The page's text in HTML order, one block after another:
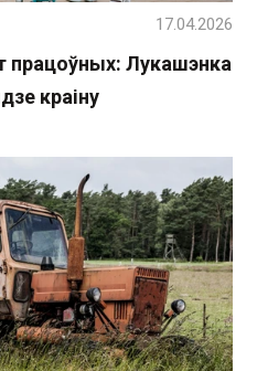
працоўных: Лукашэнка
краіну
17.04.2026